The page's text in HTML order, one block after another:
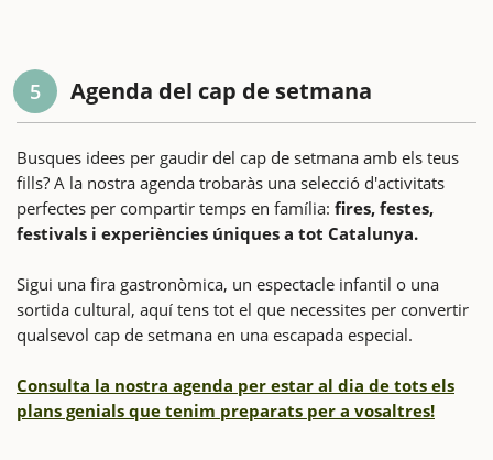
5 Agenda del cap de setmana
Busques idees per gaudir del cap de setmana amb els teus
fills? A la nostra agenda trobaràs una selecció d'activitats
perfectes per compartir temps en família: fires, festes,
festivals i experiències úniques a tot Catalunya.
Sigui una fira gastronòmica, un espectacle infantil o una
sortida cultural, aquí tens tot el que necessites per convertir
qualsevol cap de setmana en una escapada especial.
Consulta la nostra agenda per estar al dia de tots els
plans genials que tenim preparats per a vosaltres!